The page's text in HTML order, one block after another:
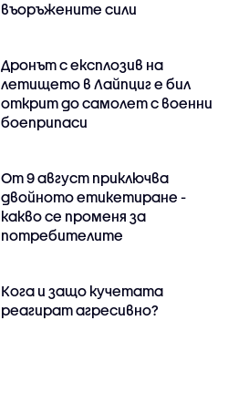
въоръжените сили
Дронът с експлозив на
летището в Лайпциг е бил
открит до самолет с военни
боеприпаси
От 9 август приключва
двойното етикетиране -
какво се променя за
потребителите
Кога и защо кучетата
реагират агресивно?